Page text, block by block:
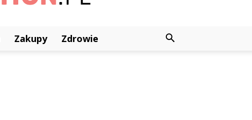
Zakupy Zdrowie